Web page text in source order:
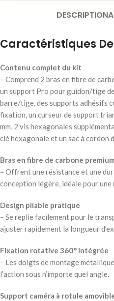
DESCRIPTION
Caractéristiques
Contenu complet du kit
– Comprend 2 bras en fibre de
un support Pro pour guidon/tige
barre/tige, des supports adhésifs
fixation, un curseur de support
mm, 2 vis hexagonales
clé hexagonale et un sac à cordon
Bras en fibre de carbone premium
– Offrent une résistance et une
conception légère, idéale pour
Design pliable pratique
– Se replie facilement pour le
ajuster rapidement la longueur
Fixation rotative 360° intégrée
– Les doigts de montage
l’action sous n’importe quel angle.
Support caméra à rotule